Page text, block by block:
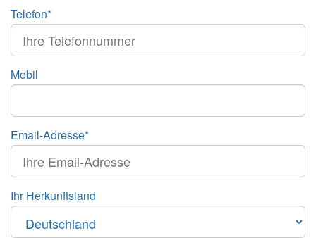
Telefon*
Mobil
Email-Adresse*
Ihr Herkunftsland